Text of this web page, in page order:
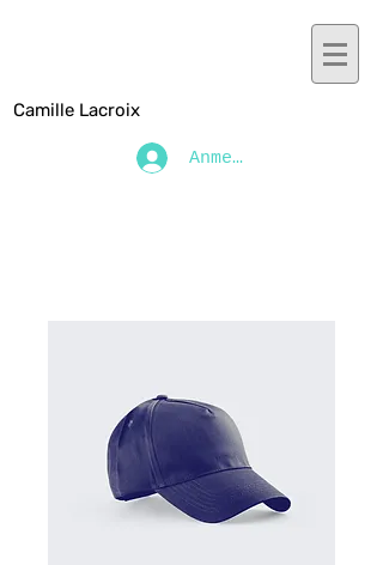
Camille Lacroix
Anmelden